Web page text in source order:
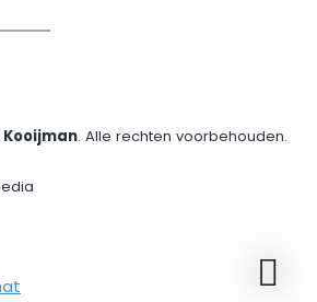
. Alle rechten voorbehouden.